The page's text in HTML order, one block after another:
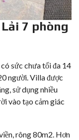
7 phòng
có sức chưa tối đa 14
người. Villa được
sử dụng nhiều
vào tạo cảm giác
rông 80m2. Hơn